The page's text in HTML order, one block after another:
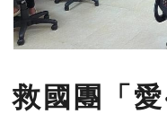
救國團「